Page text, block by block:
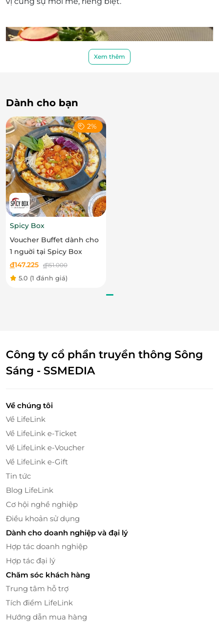
Thịt cua đút lò phô mai.
Bạn sẽ có cơ hội thưởng thức thịt cua đút lò phô mai
thượng hạng, súp hành tây kiểu Pháp đậm đà
hay Cá thu Nhật tẩm bột chiên sốt trái bơ và mù tạt
xanh, Thăn bò Ribeye nướng sốt rượu vang đỏ đầy
bổ dưỡng, ấn tượng.
Cá thu Nhật tẩm bột chiên sốt trái bơ và mù tạt xanh.
đồ uống thanh mát, hấp dẫn giúp bữa ăn trở nên
Xem thêm
Dành cho bạn
2%
Spicy Box
Voucher Buffet dành cho
1 nguời tại Spicy Box
đ147.225 đ151.000
5.0 (1 đánh giá)
Công ty cổ phần truyền thông Sông
Sáng - SSMEDIA
Về chúng tôi
Về LifeLink
Về LifeLink e-Ticket
Về LifeLink e-Voucher
Về LifeLink e-Gift
Tin tức
Blog LifeLink
Cơ hội nghề nghiệp
Điều khoản sử dụng
Dành cho doanh nghiệp và đại lý
Hợp tác doanh nghiệp
Hợp tác đại lý
Chăm sóc khách hàng
Trung tâm hỗ trợ
Tích điểm LifeLink
Hướng dẫn mua hàng